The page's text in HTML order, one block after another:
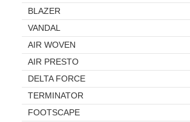
BLAZER
VANDAL
AIR WOVEN
AIR PRESTO
DELTA FORCE
TERMINATOR
FOOTSCAPE